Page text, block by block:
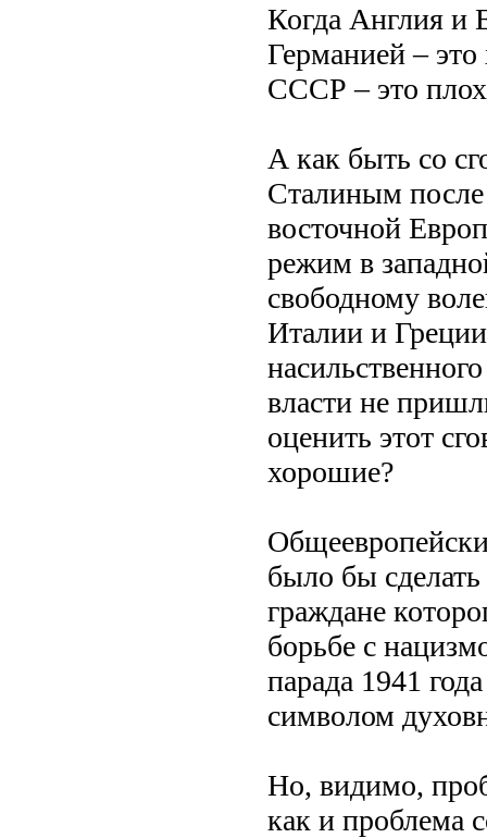
Когда Англия и
Германией –
СССР – это
А как быть со
Сталиным
восточной
режим в
свободному
Италии и
власти не
оценить этот
хорошие?
было бы
граждане
борьбе с
парада 1941
символом
Но, видимо,
как и проблема